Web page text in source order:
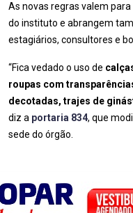
As novas regras valem
do instituto e abrangem
estagiários, consultores e
“Fica vedado o uso de
roupas com
decotadas, trajes de
diz a portaria 834, que
sede do órgão.